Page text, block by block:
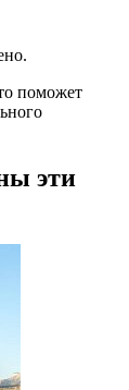
поможет
эти